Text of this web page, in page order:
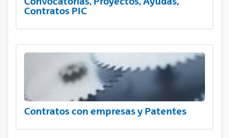
Contratos PIC
Contratos con empresas y Patentes